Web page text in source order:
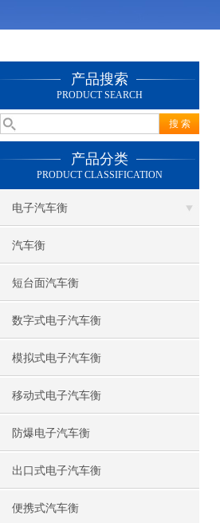
产品搜索
PRODUCT SEARCH
产品分类
PRODUCT CLASSIFICATION
电子汽车衡
汽车衡
短台面汽车衡
数字式电子汽车衡
模拟式电子汽车衡
移动式电子汽车衡
防爆电子汽车衡
出口式电子汽车衡
便携式汽车衡